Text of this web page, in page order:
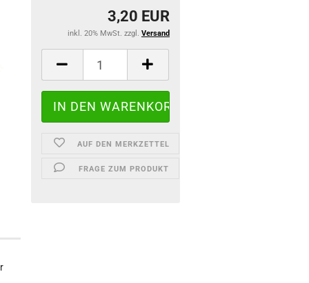
3,20 EUR
inkl. 20% MwSt. zzgl. Versand
AUF DEN MERKZETTEL
FRAGE ZUM PRODUKT